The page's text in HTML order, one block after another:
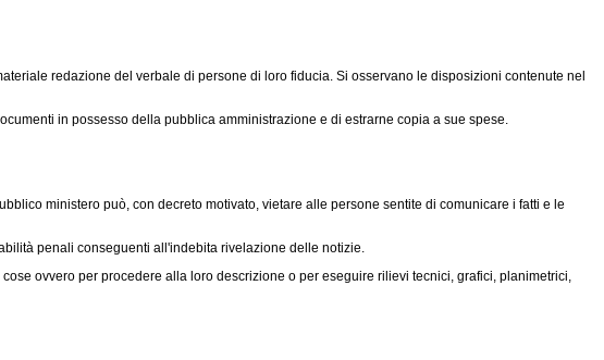
redazione del verbale di persone di loro fiducia. Si osservano le disposizioni contenute nel
in possesso della pubblica amministrazione e di estrarne copia a sue spese.
ministero può, con decreto motivato, vietare alle persone sentite di comunicare i fatti e le
penali conseguenti all'indebita rivelazione delle notizie.
ovvero per procedere alla loro descrizione o per eseguire rilievi tecnici, grafici, planimetrici,